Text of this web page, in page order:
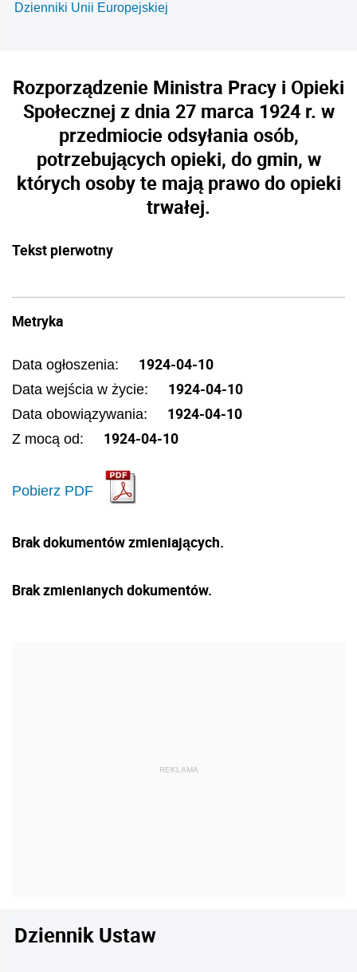
Dzienniki Unii Europejskiej
Rozporządzenie Ministra Pracy i Opieki
Społecznej z dnia 27 marca 1924 r. w
przedmiocie odsyłania osób,
potrzebujących opieki, do gmin, w
których osoby te mają prawo do opieki
trwałej.
Tekst pierwotny
Metryka
Data ogłoszenia: 1924-04-10
Data wejścia w życie: 1924-04-10
Data obowiązywania: 1924-04-10
Z mocą od: 1924-04-10
Pobierz PDF
Brak dokumentów zmieniających.
Brak zmienianych dokumentów.
Dziennik Ustaw